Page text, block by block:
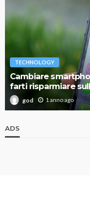
TECHNOLOGY
Cambiare
farti risparmiare
god 1 anno ago
ADS